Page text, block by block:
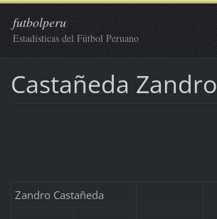
futbolperu
Estadísticas del Fútbol Peruano
Castañeda Zandro
Zandro Castañeda